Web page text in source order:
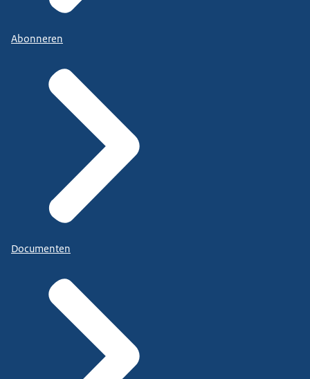
Abonneren
Documenten